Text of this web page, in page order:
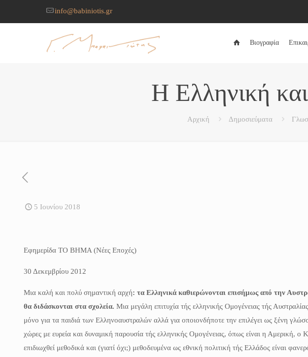
info@babiniotis.gr
Βιογραφία
Η Ελληνική
Αρχική Δημοσιεύματα
5 Ιουνίου 2018
Εφημερίδα ΤΟ ΒΗΜΑ (Νέες Εποχές)
30 Δεκεμβρίου 2012
Μια καλή και πολύ σημαντική αρχή: τα Ελληνικά καθιερώνονται επισήμως από την
θα διδάσκονται στα σχολεία. Μια μεγάλη επιτυχία τής ελληνικής Ομογένειας τής
μόνο για τα παιδιά των Ελληνοαυστραλών αλλά για οποιονδήποτε την επιλέγει ως ξένη
χώρες με ευρεία και δυναμική παρουσία τής ελληνικής Ομογένειας, όπως είναι η Αμερική, ο
επιδιωχθεί μεθοδικά και (γιατί όχι;) μεθοδευμένα ως εθνική πολιτική τής Ελλάδος είναι